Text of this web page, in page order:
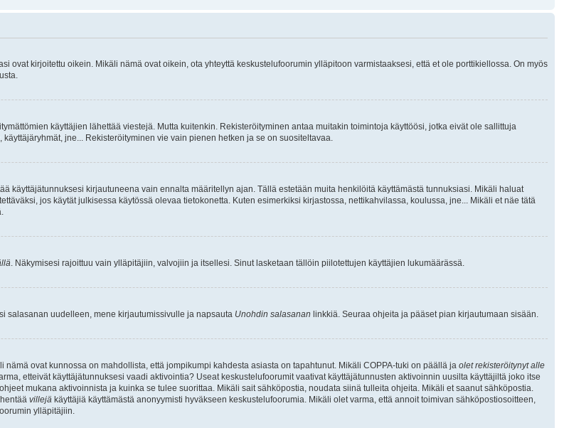
ovat kirjoitettu oikein. Mikäli nämä ovat oikein, ota yhteyttä keskustelufoorumin ylläpitoon varmistaaksesi, että et ole porttikiellossa. On myös
käyttäjien lähettää viestejä. Mutta kuitenkin. Rekisteröityminen antaa muitakin toimintoja käyttöösi, jotka eivät ole sallittuja
jne... Rekisteröityminen vie vain pienen hetken ja se on suositeltavaa.
käyttäjätunnuksesi kirjautuneena vain ennalta määritellyn ajan. Tällä estetään muita henkilöitä käyttämästä tunnuksiasi. Mikäli haluat
jos käytät julkisessa käytössä olevaa tietokonetta. Kuten esimerkiksi kirjastossa, nettikahvilassa, koulussa, jne... Mikäli et näe tätä
. Näkymisesi rajoittuu vain ylläpitäjiin, valvojiin ja itsellesi. Sinut lasketaan tällöin piilotettujen käyttäjien lukumäärässä.
salasanan uudelleen, mene kirjautumissivulle ja napsauta Unohdin salasanan linkkiä. Seuraa ohjeita ja pääset pian kirjautumaan sisään.
ovat kunnossa on mahdollista, että jompikumpi kahdesta asiasta on tapahtunut. Mikäli COPPA-tuki on päällä ja olet rekisteröitynyt alle
etteivät käyttäjätunnuksesi vaadi aktivointia? Useat keskustelufoorumit vaativat käyttäjätunnusten aktivoinnin uusilta käyttäjiltä joko itse
mukana aktivoinnista ja kuinka se tulee suorittaa. Mikäli sait sähköpostia, noudata siinä tulleita ohjeita. Mikäli et saanut sähköpostia.
villejä käyttäjiä käyttämästä anonyymisti hyväkseen keskustelufoorumia. Mikäli olet varma, että annoit toimivan sähköpostiosoitteen,
ylläpitäjiin.